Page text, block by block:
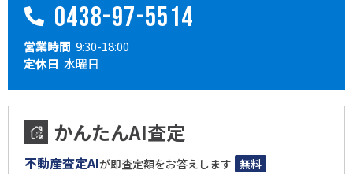
0438-97-5514
営業時間 9:30-18:00
定休日 水曜日
かんたんAI査定
不動産査定AIが即査定額をお答えします 無料